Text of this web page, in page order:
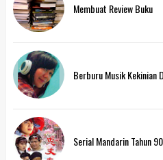
Membuat Review Buku
Berburu Musik Kekinian
Serial Mandarin Tahun